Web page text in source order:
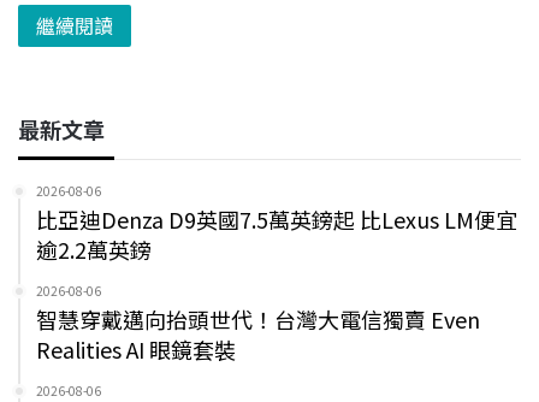
繼續閱讀
最新文章
2026-08-06
比亞迪Denza D9英國7.5萬英鎊起 比Lexus LM便宜
逾2.2萬英鎊
2026-08-06
智慧穿戴邁向抬頭世代！台灣大電信獨賣 Even
Realities AI 眼鏡套裝
2026-08-06